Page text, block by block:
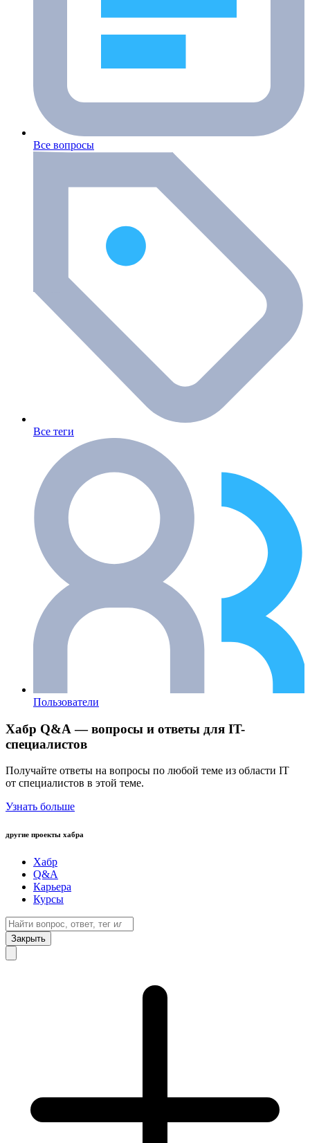
Все вопросы
Все теги
Пользователи
Хабр Q&A — вопросы и ответы для IT-
специалистов
Получайте ответы на вопросы по любой теме из области IT
от специалистов в этой теме.
Узнать больше
другие проекты хабра
Хабр
Q&A
Карьера
Курсы
Закрыть